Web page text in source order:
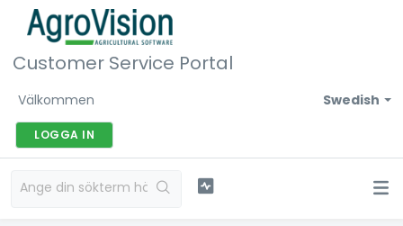
Customer Service Portal
Swedish
Välkommen
LOGGA IN